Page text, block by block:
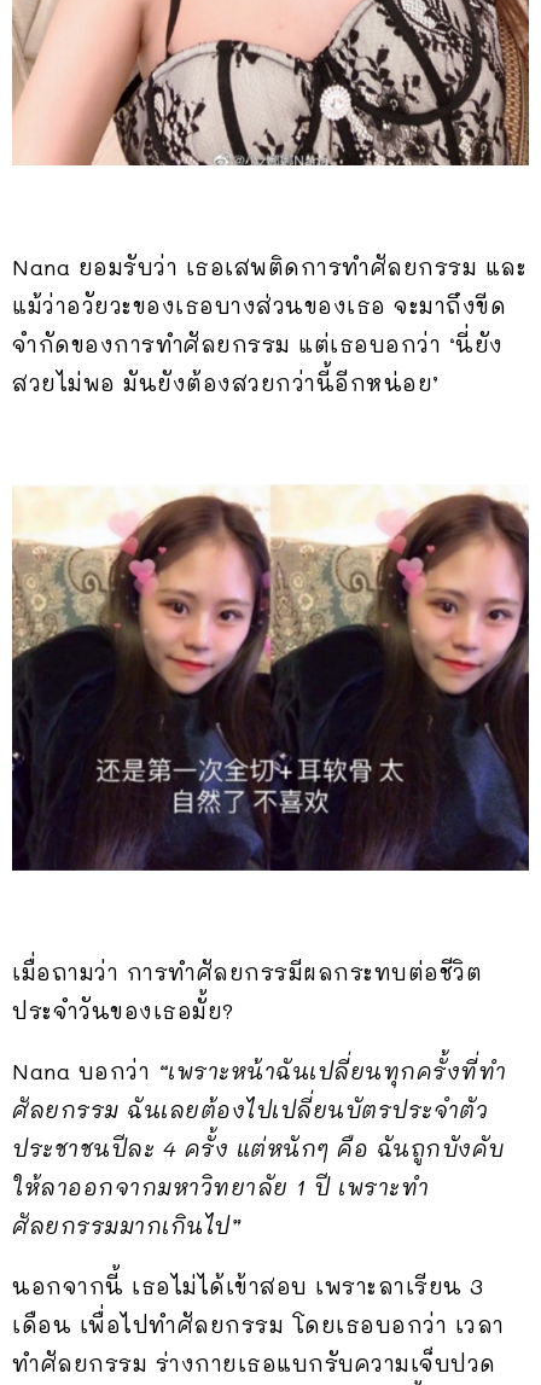
Nana ยอมรับว่า เธอเสพติดการทำศัลยกรรม และ
แม้ว่าอวัยวะของเธอบางส่วนของเธอ จะมาถึงขีด
จำกัดของการทำศัลยกรรม แต่เธอบอกว่า ‘นี่ยัง
สวยไม่พอ มันยังต้องสวยกว่านี้อีกหน่อย’
เมื่อถามว่า การทำศัลยกรรมีผลกระทบต่อชีวิต
ประจำวันของเธอมั้ย?
Nana บอกว่า “เพราะหน้าฉันเปลี่ยนทุกครั้งที่ทำ
ศัลยกรรม ฉันเลยต้องไปเปลี่ยนบัตรประจำตัว
ประชาชนปีละ 4 ครั้ง แต่หนักๆ คือ ฉันถูกบังคับ
ให้ลาออกจากมหาวิทยาลัย 1 ปี เพราะทำ
ศัลยกรรมมากเกินไป”
นอกจากนี้ เธอไม่ได้เข้าสอบ เพราะลาเรียน 3
เดือน เพื่อไปทำศัลยกรรม โดยเธอบอกว่า เวลา
ทำศัลยกรรม ร่างกายเธอแบกรับความเจ็บปวด